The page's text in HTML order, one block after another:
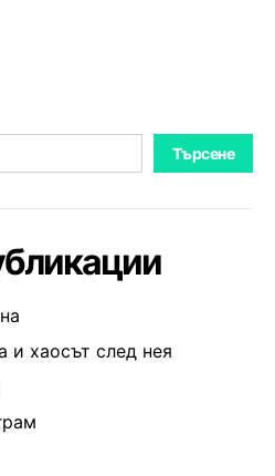
Търсене
и хаосът след нея